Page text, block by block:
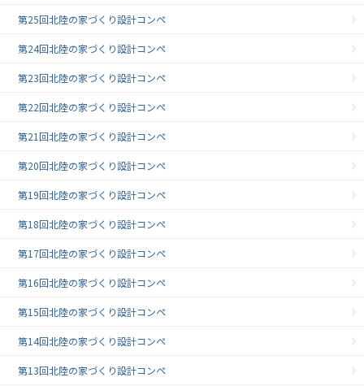
第25回北陸の家づくり設計コンペ
第24回北陸の家づくり設計コンペ
第23回北陸の家づくり設計コンペ
第22回北陸の家づくり設計コンペ
第21回北陸の家づくり設計コンペ
第20回北陸の家づくり設計コンペ
第19回北陸の家づくり設計コンペ
第18回北陸の家づくり設計コンペ
第17回北陸の家づくり設計コンペ
第16回北陸の家づくり設計コンペ
第15回北陸の家づくり設計コンペ
第14回北陸の家づくり設計コンペ
第13回北陸の家づくり設計コンペ